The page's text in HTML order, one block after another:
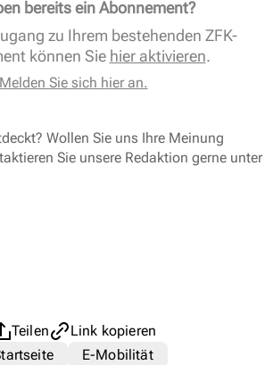
bereits ein Abonnement?
zu Ihrem bestehenden ZFK-
können Sie hier aktivieren.
Melden Sie sich hier an.
Wollen Sie uns Ihre Meinung
Sie unsere Redaktion gerne unter
Teilen
Link kopieren
E-Mobilität